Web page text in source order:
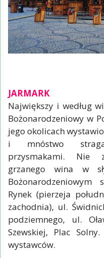
JARMARK
Największy i według
Bożonarodzeniowy w
jego okolicach
i mnóstwo
przysmakami. Nie
grzanego wina w
Bożonarodzeniowym
Rynek (pierzeja
zachodnia), ul.
podziemnego, ul.
Szewskiej, Plac
wystawców.